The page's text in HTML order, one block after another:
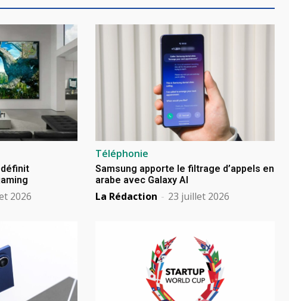
2026
Téléphonie
Samsung apporte le filtrage d’appels en
arabe avec Galaxy AI
La Rédaction - 23 juillet 2026